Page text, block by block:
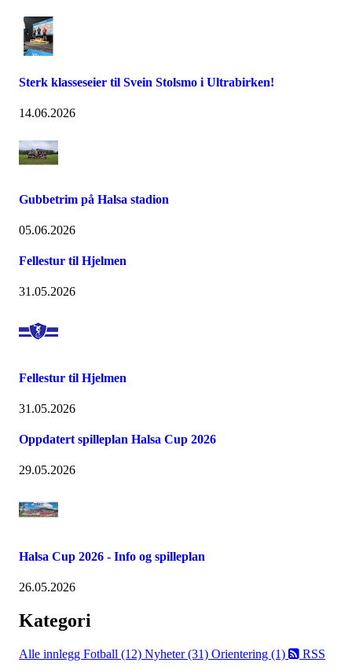
Sterk klasseseier til Svein Stolsmo i Ultrabirken!
14.06.2026
Gubbetrim på Halsa stadion
05.06.2026
Fellestur til Hjelmen
31.05.2026
Fellestur til Hjelmen
31.05.2026
Oppdatert spilleplan Halsa Cup 2026
29.05.2026
Halsa Cup 2026 - Info og spilleplan
26.05.2026
Kategori
Alle innlegg Fotball (12) Nyheter (31) Orientering (1) RSS